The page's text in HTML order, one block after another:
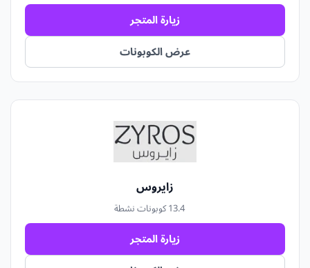
زيارة المتجر
عرض الكوبونات
زايروس
3.41 كوبونات نشطة
زيارة المتجر